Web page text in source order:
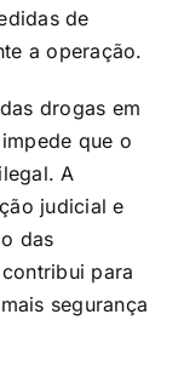
de
a operação.
drogas em
que o
A
judicial e
das
para
segurança